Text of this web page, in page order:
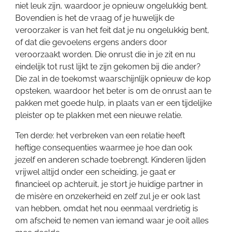
niet leuk zijn, waardoor je opnieuw ongelukkig bent.
Bovendien is het de vraag of je huwelijk de
veroorzaker is van het feit dat je nu ongelukkig bent,
of dat die gevoelens ergens anders door
veroorzaakt worden. Die onrust die in je zit en nu
eindelijk tot rust lijkt te zijn gekomen bij die ander?
Die zal in de toekomst waarschijnlijk opnieuw de kop
opsteken, waardoor het beter is om de onrust aan te
pakken met goede hulp, in plaats van er een tijdelijke
pleister op te plakken met een nieuwe relatie.
Ten derde: het verbreken van een relatie heeft
heftige consequenties waarmee je hoe dan ook
jezelf en anderen schade toebrengt. Kinderen lijden
vrijwel altijd onder een scheiding, je gaat er
financieel op achteruit, je stort je huidige partner in
de misère en onzekerheid en zelf zul je er ook last
van hebben, omdat het nou eenmaal verdrietig is
om afscheid te nemen van iemand waar je ooit alles